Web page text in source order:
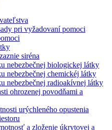
pri vyžadovaní pomoci
siréna
nebezbečnej biologickej látky
nebezbečnej chemickéj látky
nebezbečnej radioakívnej látky
ohrozenej povodňami a
urýchleného opustenia
a zloženie úkrytovej a